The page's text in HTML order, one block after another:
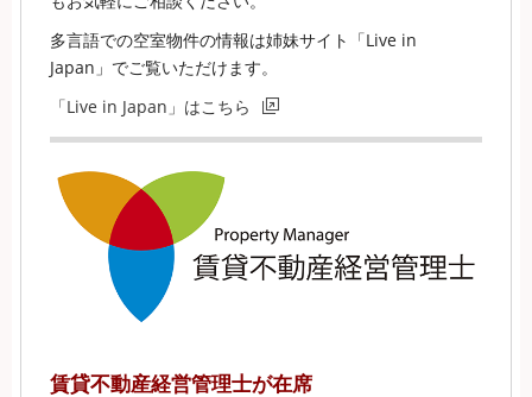
多言語での空室物件の情報は姉妹サイト「Live in
Japan」でご覧いただけます。
「Live in Japan」はこちら
賃貸不動産経営管理士が在席